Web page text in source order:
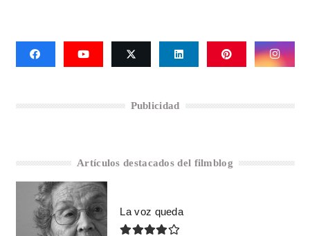
Publicidad
Artículos destacados del filmblog
La voz queda